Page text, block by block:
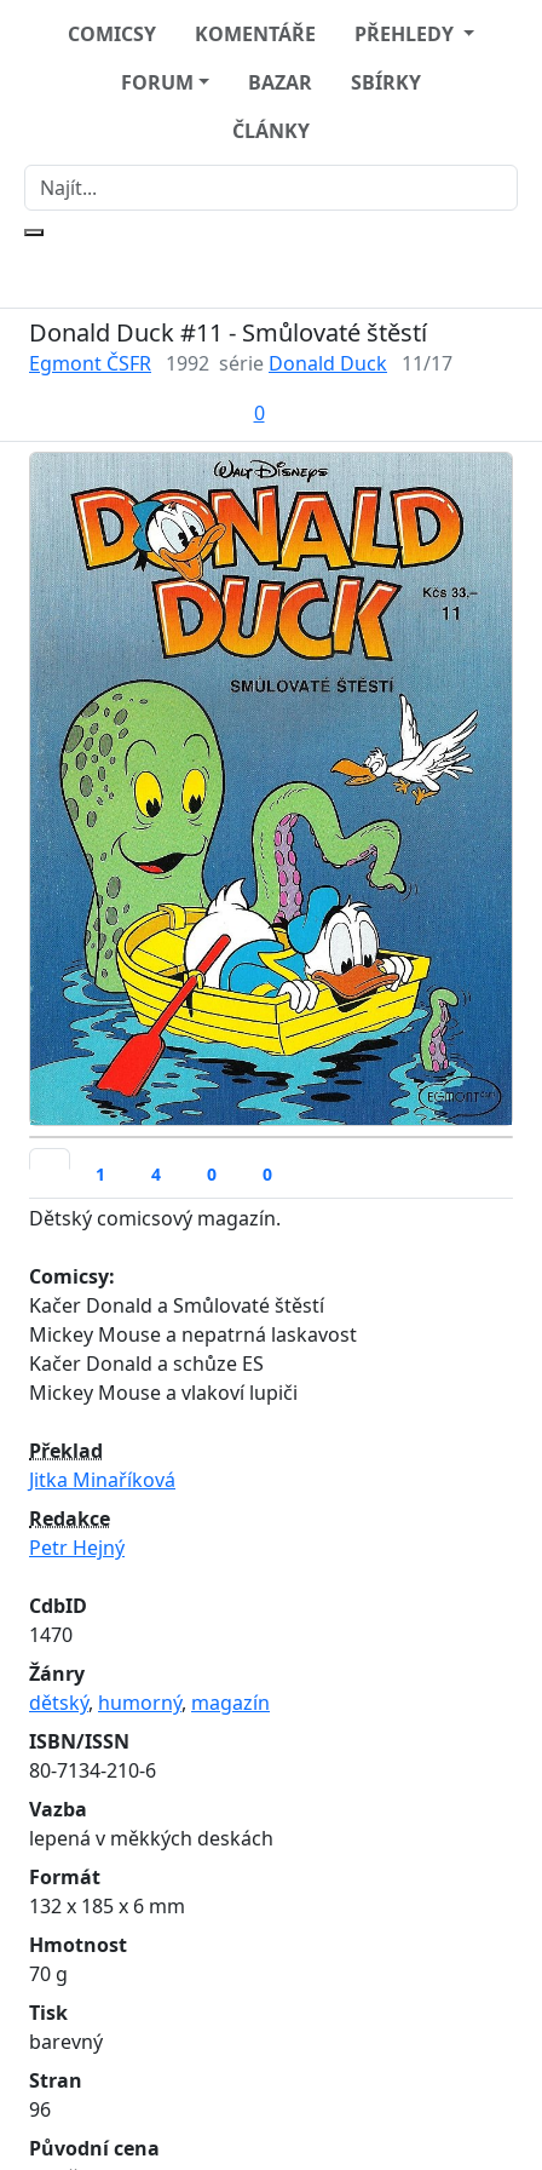
COMICSY KOMENTÁŘE
PŘEHLEDY
FORUM
BAZAR
SBÍRKY
ČLÁNKY
Donald Duck #11 - Smůlovaté štěstí
Egmont ČSFR 1992 série Donald Duck 11/17
0
1 4 0 0
Dětský comicsový magazín.
Comicsy:
Kačer Donald a Smůlovaté štěstí
Mickey Mouse a nepatrná laskavost
Kačer Donald a schůze ES
Mickey Mouse a vlakoví lupiči
Překlad
Jitka Minaříková
Redakce
Petr Hejný
CdbID
1470
Žánry
dětský, humorný, magazín
ISBN/ISSN
80-7134-210-6
Vazba
lepená v měkkých deskách
Formát
132 x 185 x 6 mm
Hmotnost
70 g
Tisk
barevný
Stran
96
Původní cena